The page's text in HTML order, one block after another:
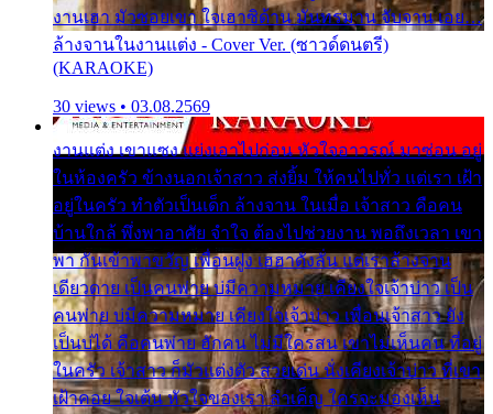
งานเฮา มัวซอยเขา ใจเฮาซิด้าน มันทรมาน จับจาน เอย…
ล้างจานในงานแต่ง - Cover Ver. (ซาวด์ดนตรี)
(KARAOKE)
30 views • 03.08.2569
งานแต่ง เขาแซง แย่งเอาไปก่อน หัวใจอาวรณ์ มาซ่อน อยู่
ในห้องครัว ข้างนอกเจ้าสาว ส่งยิ้ม ให้คนไปทั่ว แต่เรา เฝ้า
อยู่ในครัว ทำตัวเป็นเด็ก ล้างจาน ในเมื่อ เจ้าสาว คือคน
บ้านใกล้ พึ่งพาอาศัย จำใจ ต้องไปช่วยงาน พอถึงเวลา เขา
พา กันเข้าพาขวัญ เพื่อนฝูง เฮฮาดังลั่น แต่เราล้างจาน
เดียวดาย เป็นคนพ่าย บ่มีความหมาย เคียงใจเจ้าบ่าว เป็น
คนพ่าย บ่มีความหมาย เคียงใจเจ้าบ่าว เพื่อนเจ้าสาว ยัง
เป็นบ่ได้ คือคนพ่าย ฮักคน ไม่มีใครสน เขาไม่เห็นคน ที่อยู่
ในครัว เจ้าสาว ก็มัวแต่งตัว สวยเด่น นั่งเคียงเจ้าบ่าว ที่เขา
เฝ้าคอย ใจเต้น หัวใจของเรา ลำเค็ญ ใครจะมองเห็น